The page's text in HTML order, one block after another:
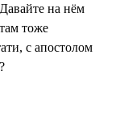
на нём
тоже
с апостолом